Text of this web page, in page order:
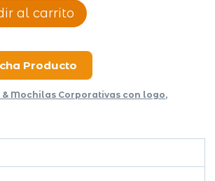
al carrito
Producto
& Mochilas Corporativas con logo,